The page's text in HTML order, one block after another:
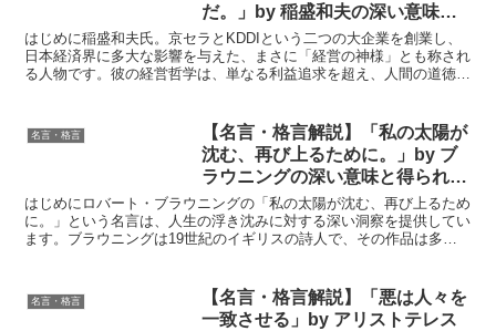
だ。」by 稲盛和夫の深い意味と
得られる教訓
はじめに稲盛和夫氏。京セラとKDDIという二つの大企業を創業し、
日本経済界に多大な影響を与えた、まさに「経営の神様」とも称され
る人物です。彼の経営哲学は、単なる利益追求を超え、人間の道徳や
名言・格言
【名言・格言解説】「私の太陽が
沈む、再び上るために。」by ブ
ラウニングの深い意味と得られる
教訓
はじめにロバート・ブラウニングの「私の太陽が沈む、再び上るため
に。」という名言は、人生の浮き沈みに対する深い洞察を提供してい
ます。ブラウニングは19世紀のイギリスの詩人で、その作品は多く
名言・格言
【名言・格言解説】「悪は人々を
一致させる」by アリストテレス